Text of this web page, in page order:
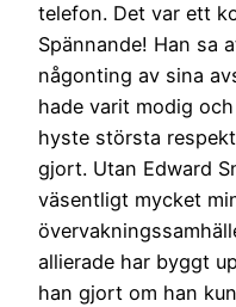
telefon. Det var ett
Spännande! Han sa
någonting av sina
hade varit modig
hyste största
gjort. Utan Edward
väsentligt mycket
allierade har byggt
han gjort om han